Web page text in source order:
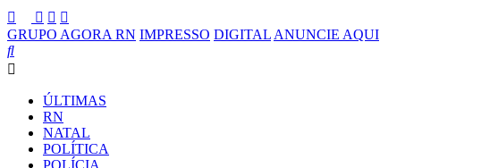
GRUPO AGORA RN IMPRESSO DIGITAL ANUNCIE AQUI
ÚLTIMAS
RN
NATAL
POLÍTICA
POLÍCIA